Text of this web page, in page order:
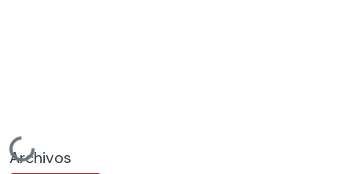
Cargando...
Archivos